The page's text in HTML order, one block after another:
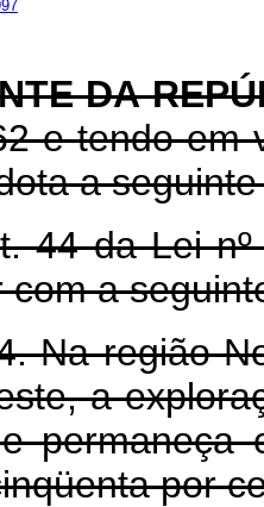
DA
e tendo em
a
da Lei nº
com a
região
a
permaneça
por